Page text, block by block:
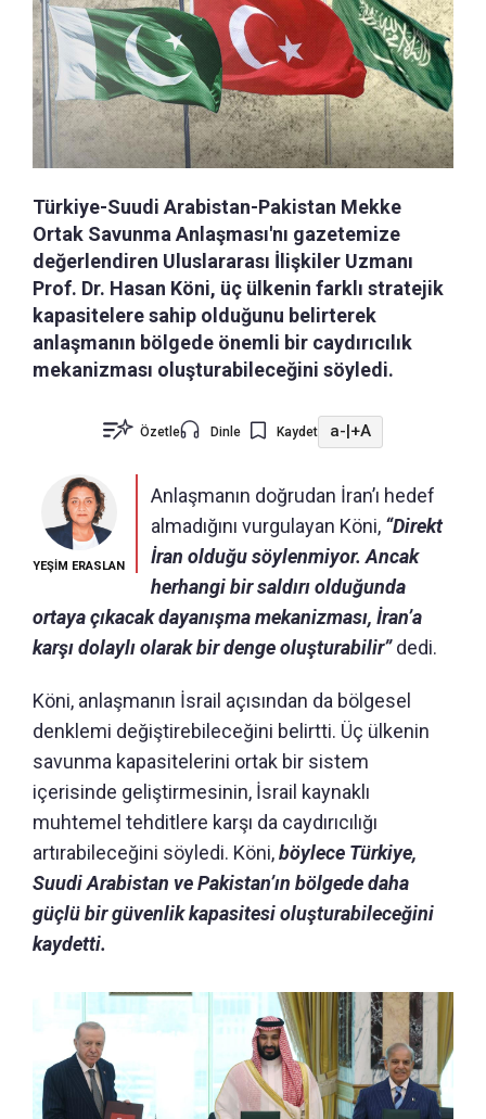
Türkiye-Suudi Arabistan-Pakistan Mekke
Ortak Savunma Anlaşması'nı gazetemize
değerlendiren Uluslararası İlişkiler Uzmanı
Prof. Dr. Hasan Köni, üç ülkenin farklı stratejik
kapasitelere sahip olduğunu belirterek
anlaşmanın bölgede önemli bir caydırıcılık
mekanizması oluşturabileceğini söyledi.
Özetle Dinle Kaydet a-|+A
YEŞİM ERASLAN
Anlaşmanın doğrudan İran’ı hedef
almadığını vurgulayan Köni, “Direkt
İran olduğu söylenmiyor. Ancak
herhangi bir saldırı olduğunda
ortaya çıkacak dayanışma mekanizması, İran’a
karşı dolaylı olarak bir denge oluşturabilir”dedi.
Köni, anlaşmanın İsrail açısından da bölgesel
denklemi değiştirebileceğini belirtti. Üç ülkenin
savunma kapasitelerini ortak bir sistem
içerisinde geliştirmesinin, İsrail kaynaklı
muhtemel tehditlere karşı da caydırıcılığı
artırabileceğini söyledi. Köni,böylece Türkiye,
Suudi Arabistan ve Pakistan’ın bölgede daha
güçlü bir güvenlik kapasitesi oluşturabileceğini
kaydetti.